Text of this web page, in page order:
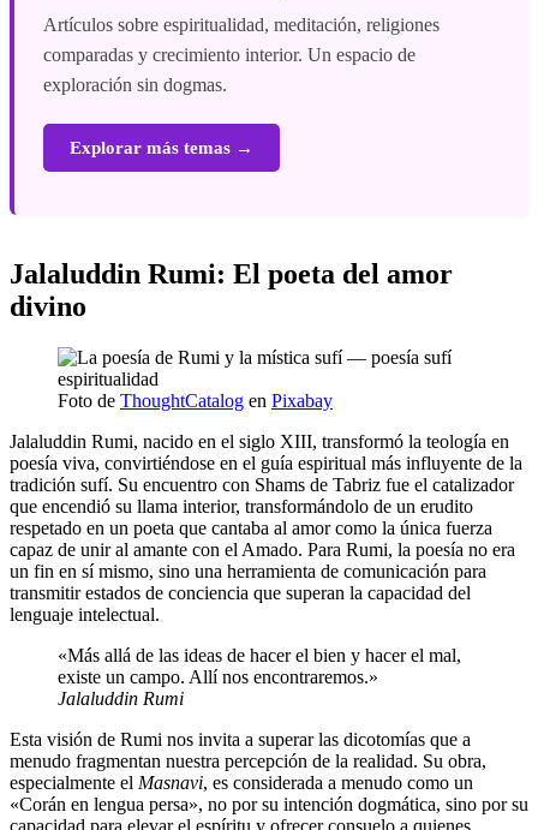
Artículos sobre espiritualidad, meditación, religiones
comparadas y crecimiento interior. Un espacio de
exploración sin dogmas.
Explorar más temas →
Jalaluddin Rumi: El poeta del amor
divino
Foto de ThoughtCatalog en Pixabay
Jalaluddin Rumi, nacido en el siglo XIII, transformó la teología en
poesía viva, convirtiéndose en el guía espiritual más influyente de la
tradición sufí. Su encuentro con Shams de Tabriz fue el catalizador
que encendió su llama interior, transformándolo de un erudito
respetado en un poeta que cantaba al amor como la única fuerza
capaz de unir al amante con el Amado. Para Rumi, la poesía no era
un fin en sí mismo, sino una herramienta de comunicación para
transmitir estados de conciencia que superan la capacidad del
lenguaje intelectual.
«Más allá de las ideas de hacer el bien y hacer el mal,
existe un campo. Allí nos encontraremos.»
Jalaluddin Rumi
Esta visión de Rumi nos invita a superar las dicotomías que a
menudo fragmentan nuestra percepción de la realidad. Su obra,
especialmente el Masnavi, es considerada a menudo como un
«Corán en lengua persa», no por su intención dogmática, sino por su
capacidad para elevar el espíritu y ofrecer consuelo a quienes